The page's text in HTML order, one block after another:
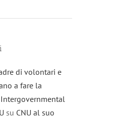
di volontari e
a fare la
su CNU al suo